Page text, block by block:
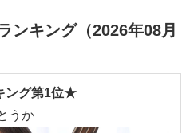
ンキング（2026年08月
ング第1位★
うか